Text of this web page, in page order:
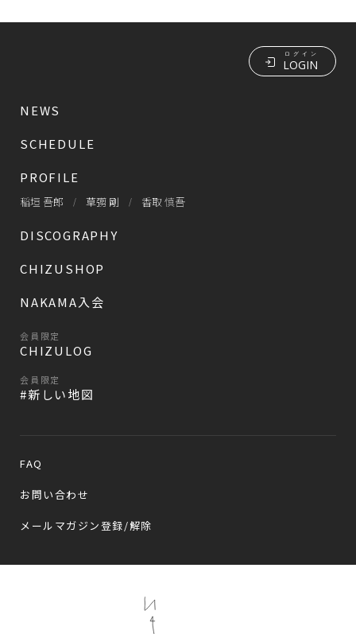
LOGIN
ログイン
NEWS
SCHEDULE
PROFILE
稲垣 吾郎 草彅 剛 香取 慎吾
DISCOGRAPHY
CHIZUSHOP
NAKAMA入会
会員限定
CHIZULOG
会員限定
#新しい地図
FAQ
お問い合わせ
メールマガジン登録/解除